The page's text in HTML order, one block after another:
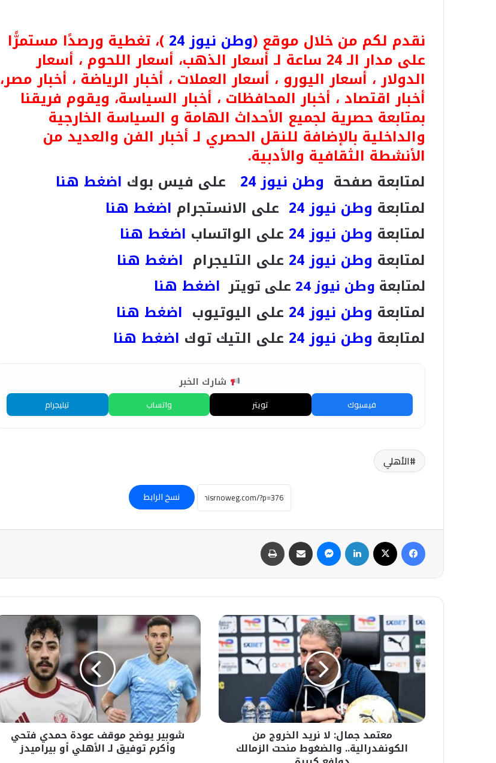
نقدم لكم من خلال موقع (وطن نيوز 24 )، تغطية ورصدًا مستمرًّا
على مدار الـ 24 ساعة لـ أسعار الذهب، أسعار اللحوم ، أسعار
الدولار ، أسعار اليورو ، أسعار العملات ، أخبار الرياضة ، أخبار مصر،
أخبار اقتصاد ، أخبار المحافظات ، أخبار السياسة، ويقوم فريقنا
بمتابعة حصرية لجميع الأحداث الهامة و السياسة الخارجية
والداخلية بالإضافة للنقل الحصري لـ أخبار الفن والعديد من
الأنشطة الثقافية والأدبية.
لمتابعة صفحة وطن نيوز 24 على فيس بوك اضغط هنا
لمتابعة وطن نيوز 24 على الانستجرام اضغط هنا
لمتابعة وطن نيوز 24 على الواتساب اضغط هنا
لمتابعة وطن نيوز 24 على التليجرام اضغط هنا
لمتابعة وطن نيوز 24 على تويتر اضغط هنا
لمتابعة وطن نيوز 24 على اليوتيوب اضغط هنا
لمتابعة وطن نيوز 24 على التيك توك اضغط هنا
شارك الخبر
فيسبوك تويتر واتساب تيليجرام
الأهلي
نسخ الرابط
فيسبوك لينكدإن ماسنجر مشاركة عبر البريد
معتمد
جمال:
لا
نريد
الخروج
الكونفدرالية..
والضغوط
منحت
دوافع
معتمد جمال: لا نريد الخروج من
الكونفدرالية.. والضغوط منحت الزمالك
شوبير
يوضح
موقف
عودة
حمدي
فتحي
وأكرم
توفيق
لـ
الأهليشوبير يوضح موقف عودة حمدي فتحي
وأكرم توفيق لـ الأهلي أو بيراميدز